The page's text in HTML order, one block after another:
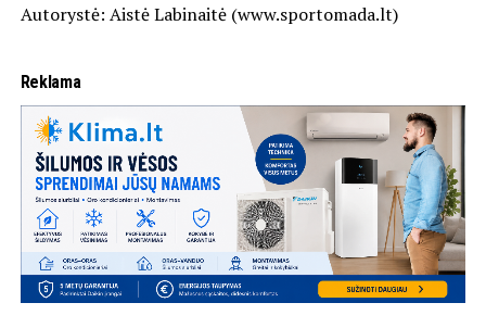
Autorystė: Aistė Labinaitė (www.sportomada.lt)
Reklama